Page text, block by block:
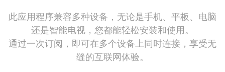
此应用程序兼容多种设备，无论是手机、平板、电脑
还是智能电视，您都能轻松安装和使用。
通过一次订阅，即可在多个设备上同时连接，享受无
缝的互联网体验。